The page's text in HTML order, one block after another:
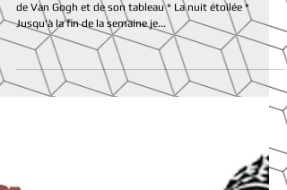
décoration tout autour ?
Aujourd'hui aménageons un salon autour de l'univers
de Van Gogh et de son tableau * La nuit étoilée *
Jusqu'à la fin de la semaine je...